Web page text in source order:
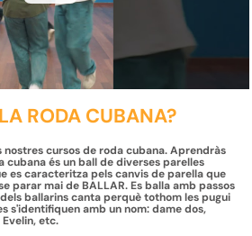
RODA CUBANA?
nostres cursos de roda cubana. Aprendràs
cubana és un ball de diverses parelles
es caracteritza pels canvis de parella que
parar mai de BALLAR. Es balla amb passos
ballarins canta perquè tothom les pugui
s'identifiquen amb un nom: dame dos,
etc.